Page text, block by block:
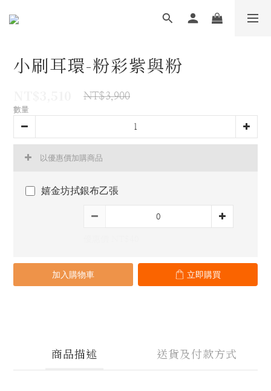
小刷耳環-粉彩紫與粉
NT$3,900
數量
以優惠價加購商品
嬉金坊拭銀布乙張
加入購物車 立即購買
商品描述 送貨及付款方式